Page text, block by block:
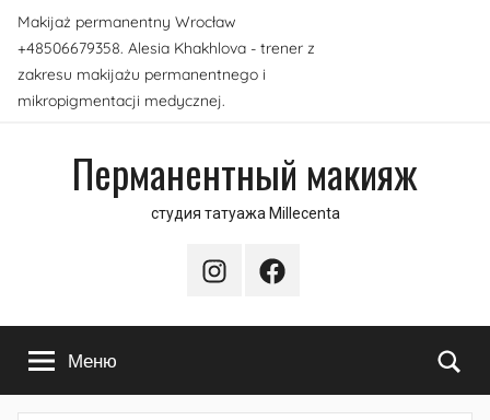
Перейти
содержимому
Makijaż permanentny Wrocław
+48506679358. Alesia Khakhlova - trener z
zakresu makijażu permanentnego i
mikropigmentacji medycznej.
Перманентный макияж
студия татуажа Millecenta
InstagramFacebook
Меню